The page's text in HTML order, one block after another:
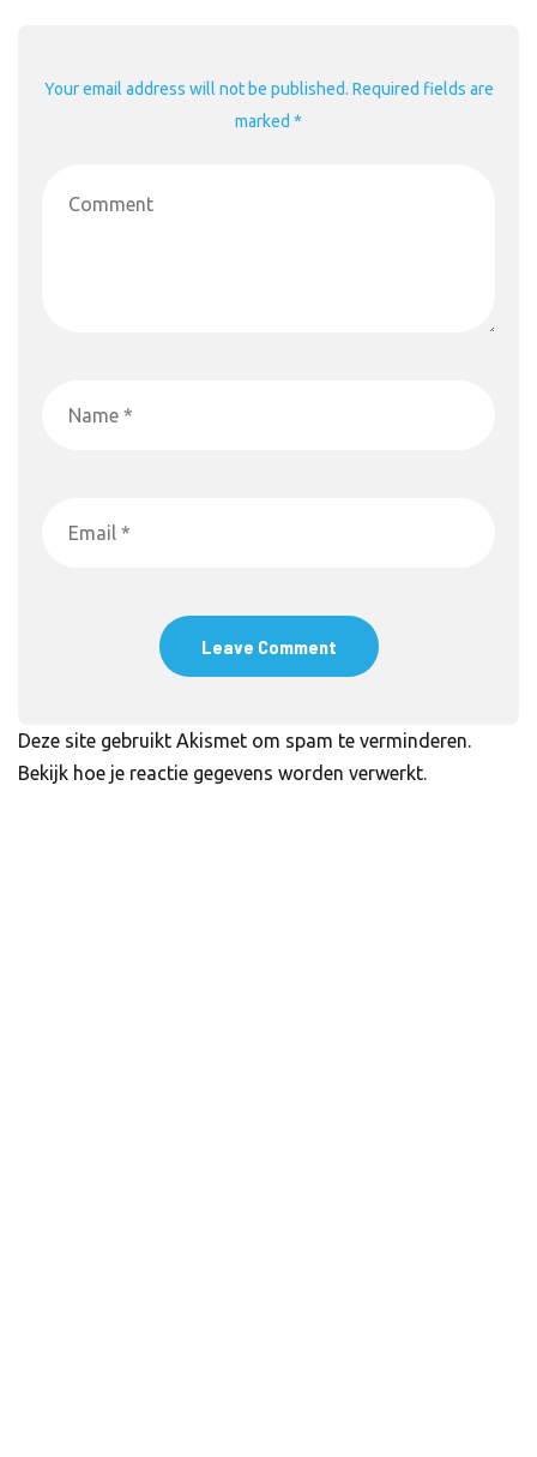
Your email address will not be published. Required fields are
marked *
Deze site gebruikt Akismet om spam te verminderen.
Bekijk hoe je reactie gegevens worden verwerkt.